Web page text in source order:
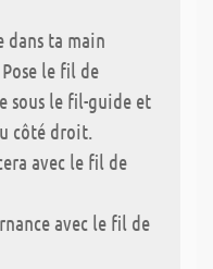
dans ta main
le fil de
sous le fil-guide et
côté droit.
avec le fil de
avec le fil de